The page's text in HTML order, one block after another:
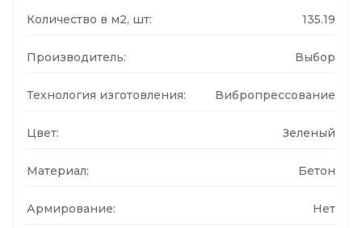
Количество в м2, шт: 135.19
Производитель: Выбор
Технология изготовления: Вибропрессование
Цвет: Зеленый
Материал: Бетон
Армирование: Нет